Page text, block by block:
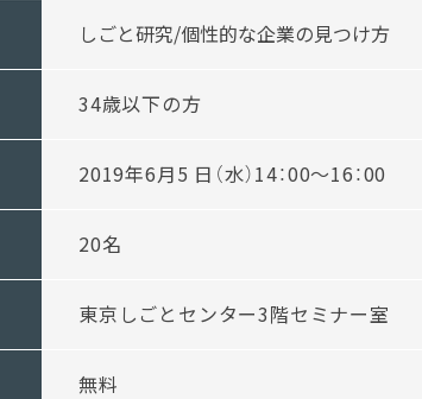
しごと研究/個性的な企業の見つけ方
34歳以下の方
2019年6月5 日（水）14：00～16：00
20名
東京しごとセンター3階セミナー室
無料